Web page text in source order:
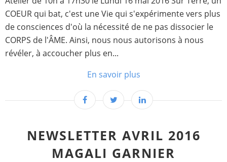
COEUR qui bat, c'est une Vie qui s'expérimente vers plus
de consciences d'où la nécessité de ne pas dissocier le
CORPS de l'ÂME. Ainsi, nous nous autorisons à nous
révéler, à accoucher plus en...
En savoir plus
NEWSLETTER AVRIL 2016
MAGALI GARNIER